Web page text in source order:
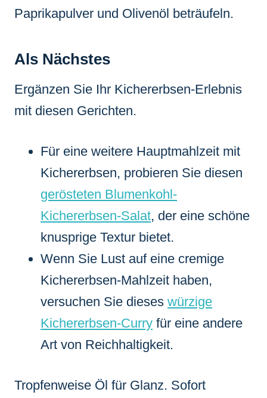
Paprikapulver und Olivenöl beträufeln.
Als Nächstes
Ergänzen Sie Ihr Kichererbsen-Erlebnis
mit diesen Gerichten.
Für eine weitere Hauptmahlzeit mit
Kichererbsen, probieren Sie diesen
gerösteten Blumenkohl-
Kichererbsen-Salat, der eine schöne
knusprige Textur bietet.
Wenn Sie Lust auf eine cremige
Kichererbsen-Mahlzeit haben,
versuchen Sie dieses würzige
Kichererbsen-Curry für eine andere
Art von Reichhaltigkeit.
Tropfenweise Öl für Glanz. Sofort